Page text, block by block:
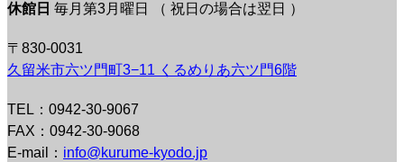
休館日 毎月第3月曜日 （ 祝日の場合は翌日 ）
〒830-0031
久留米市六ツ門町3−11 くるめりあ六ツ門6階
TEL：0942-30-9067
FAX：0942-30-9068
E-mail： info@kurume-kyodo.jp